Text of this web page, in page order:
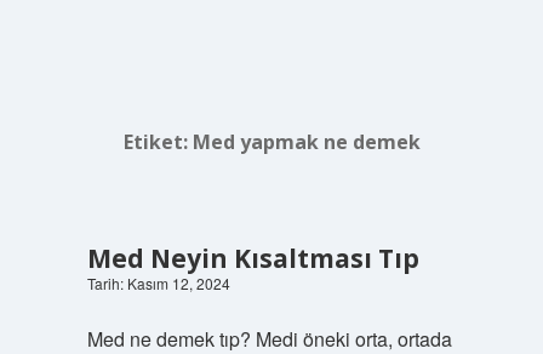
Etiket: Med yapmak ne demek
Med Neyin Kısaltması Tıp
Tarih: Kasım 12, 2024
Med ne demek tıp? Medi öneki orta, ortada